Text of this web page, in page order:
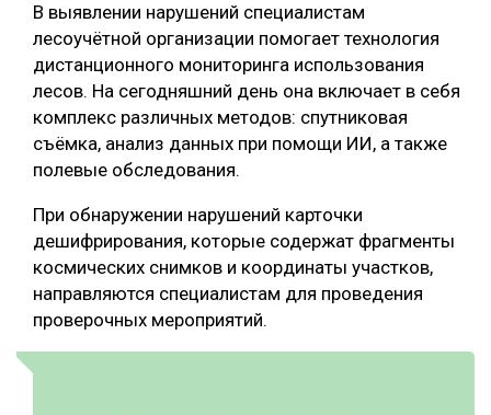
ДЕРЕВЯННОЕ ДОМОСТРОЕНИЕ
БЕЗОПАСНОЕ ПРОИЗВОДСТВО
СОРТИРОВКА ДРЕВЕСИНЫ
СУШКА ДРЕВЕСИНЫ
МЕБЕЛЬНОЕ ПРОИЗВОДСТВО
В выявлении нарушений специалистам
лесоучётной организации помогает технология
дистанционного мониторинга использования
лесов. На сегодняшний день она включает в себя
комплекс различных методов: спутниковая
съёмка, анализ данных при помощи ИИ, а также
полевые обследования.
При обнаружении нарушений карточки
дешифрирования, которые содержат фрагменты
космических снимков и координаты участков,
направляются специалистам для проведения
проверочных мероприятий.